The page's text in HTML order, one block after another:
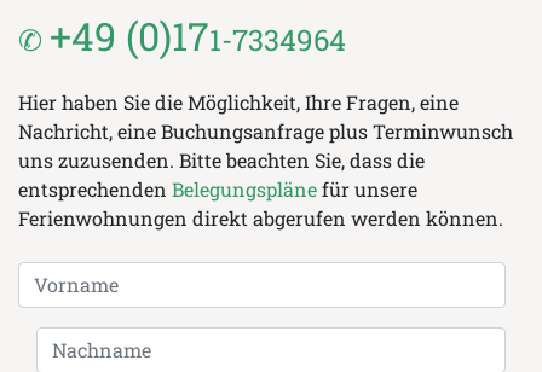
✆ +49 (0)171-7334964
Hier haben Sie die Möglichkeit, Ihre Fragen, eine
Nachricht, eine Buchungsanfrage plus Terminwunsch
uns zuzusenden. Bitte beachten Sie, dass die
entsprechenden Belegungsplänefür unsere
Ferienwohnungen direkt abgerufen werden können.